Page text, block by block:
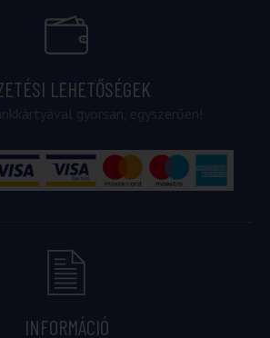
LEHETŐSÉGEK
INFORMÁCIÓ